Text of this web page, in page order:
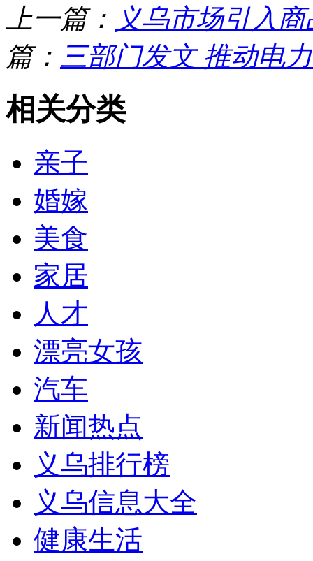
上一篇： 义乌市场引入
篇： 三部门发文 推动电
相关分类
亲子
婚嫁
美食
家居
人才
漂亮女孩
汽车
新闻热点
义乌排行榜
义乌信息大全
健康生活